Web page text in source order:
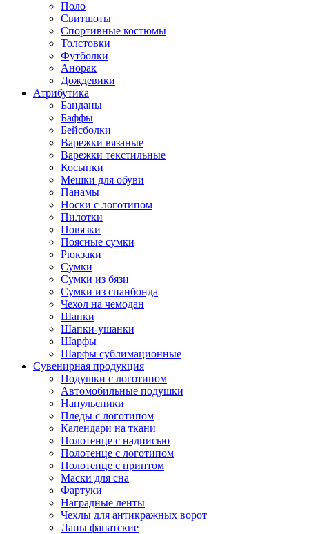
Поло
Свитшоты
Спортивные костюмы
Толстовки
Футболки
Анорак
Дождевики
Атрибутика
Банданы
Баффы
Бейсболки
Варежки вязаные
Варежки текстильные
Косынки
Мешки для обуви
Панамы
Носки с логотипом
Пилотки
Повязки
Поясные сумки
Рюкзаки
Сумки
Сумки из бязи
Сумки из спанбонда
Чехол на чемодан
Шапки
Шапки-ушанки
Шарфы
Шарфы сублимационные
Сувенирная продукция
Подушки с логотипом
Автомобильные подушки
Напульсники
Пледы с логотипом
Календари на ткани
Полотенце с надписью
Полотенце с логотипом
Полотенце с принтом
Маски для сна
Фартуки
Наградные ленты
Чехлы для антикражных ворот
Лапы фанатские